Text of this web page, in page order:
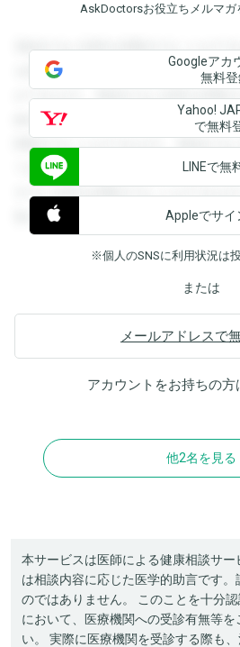
AskDoctorsお役立ちメルマガ
登録すると回答を閲覧することがで
を閲覧することができます。登録す
ができます。登録すると回答を閲覧
録すると回答を閲覧することができ
閲覧することができます。登録する
できます。登録すると回答を閲覧す
すると回答を閲覧することができま
覧することができます。
Googleアカ
無料
Yahoo!
で無料
LINEで無
Appleでサイ
※個人のSNSに利用状況は
または
メールアドレスで
アカウントをお持ちの方
他2名を見る
本サービスは医師による健康相談サ
は相談内容に応じた医学的助言です
のではありません。 このことを十分
において、医療機関への受診有無等を
い。 実際に医療機関を受診する際も、